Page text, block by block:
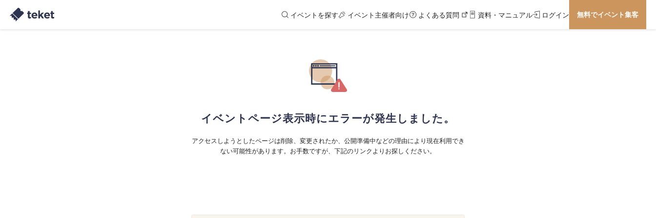
イベントを探す イベント主催者向け よくある質問 資料・マニュアル ログイン 無料でイベント集客
イベントページ表示時にエラーが発生しました。
アクセスしようとしたページは削除、変更されたか、公開準備中などの理由により現在利用でき
ない可能性があります。お手数ですが、下記のリンクよりお探しください。